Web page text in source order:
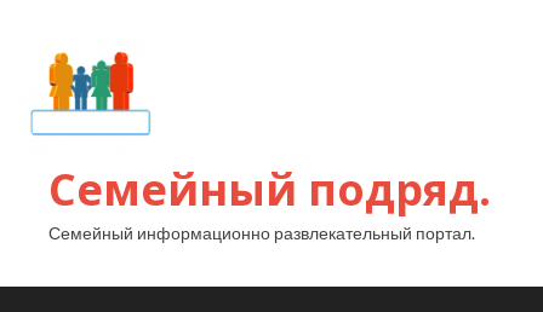
Семейный подряд.
Семейный информационно развлекательный портал.